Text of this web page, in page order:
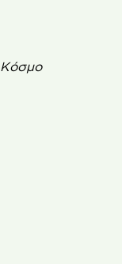
Κόσμο